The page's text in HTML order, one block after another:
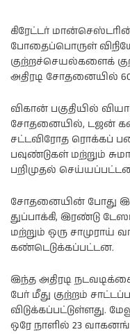
கிரேட்டர் மான்செஸ்டரின்
போதைப்பொருள்
குற்றச்செயல்களைக்
அதிரடி சோதனையில்
விகான் பகுதியில்
சோதனையில், டஜன்
சட்டவிரோத ரொக்கப்
பவுண்டுகள் மற்றும்
பறிமுதல்
சோதனையின் போது
துப்பாக்கி, இரண்டு
மற்றும் ஒரு சாமுராய்
கண்டெடுக்கப்பட்டன.
இந்த அதிரடி
பேர் மீது குற்றம்
விடுக்கப்பட்டுள்ளது.
ஒரே நாளில் 23